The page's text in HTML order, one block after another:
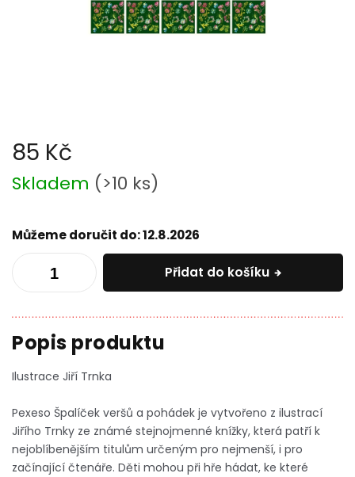
85 Kč
Měrná
cena:
Skladem (>10 ks)
Můžeme doručit do:12.8.2026
Přidat do košíku
Ilustrace Jiří Trnka
Pexeso Špalíček veršů a pohádek je vytvořeno z ilustrací
Jiřího Trnky ze známé stejnojmenné knížky, která patří k
nejoblíbenějším titulům určeným pro nejmenší, i pro
začínající čtenáře. Děti mohou při hře hádat, ke které